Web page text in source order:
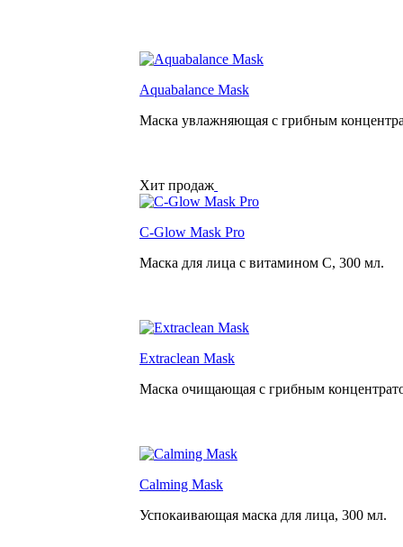
Aquabalance Mask
Маска увлажняющая с грибным
Хит продаж
C-Glow Mask Pro
Маска для лица с витамином С, 300 мл.
Extraclean Mask
Маска очищающая с грибным
Calming Mask
Успокаивающая маска для лица, 300 мл.